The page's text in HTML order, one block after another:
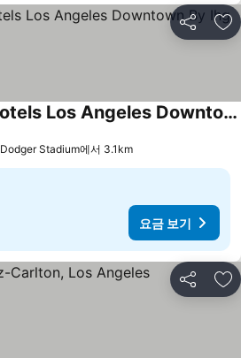
공유 즐
Intercontinental Hotels Los Angeles Downtown By Ihg
Dodger Stadium에서 3.1km
요금 보기
공유 즐